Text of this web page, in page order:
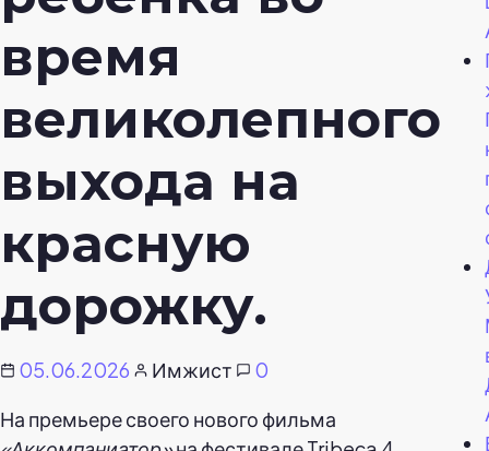
время
великолепного
выхода на
красную
дорожку.
05.06.2026 Имжист
0
На премьере своего нового фильма